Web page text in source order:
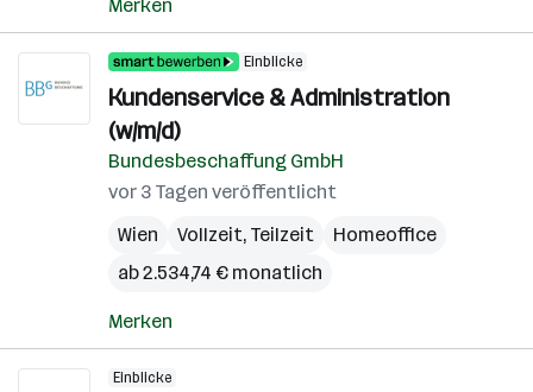
Merken
Einblicke
Kundenservice & Administration
(w/m/d)
Bundesbeschaffung GmbH
vor 3 Tagen veröffentlicht
Wien
Vollzeit, Teilzeit
Homeoffice
ab 2.534,74 € monatlich
Merken
Einblicke